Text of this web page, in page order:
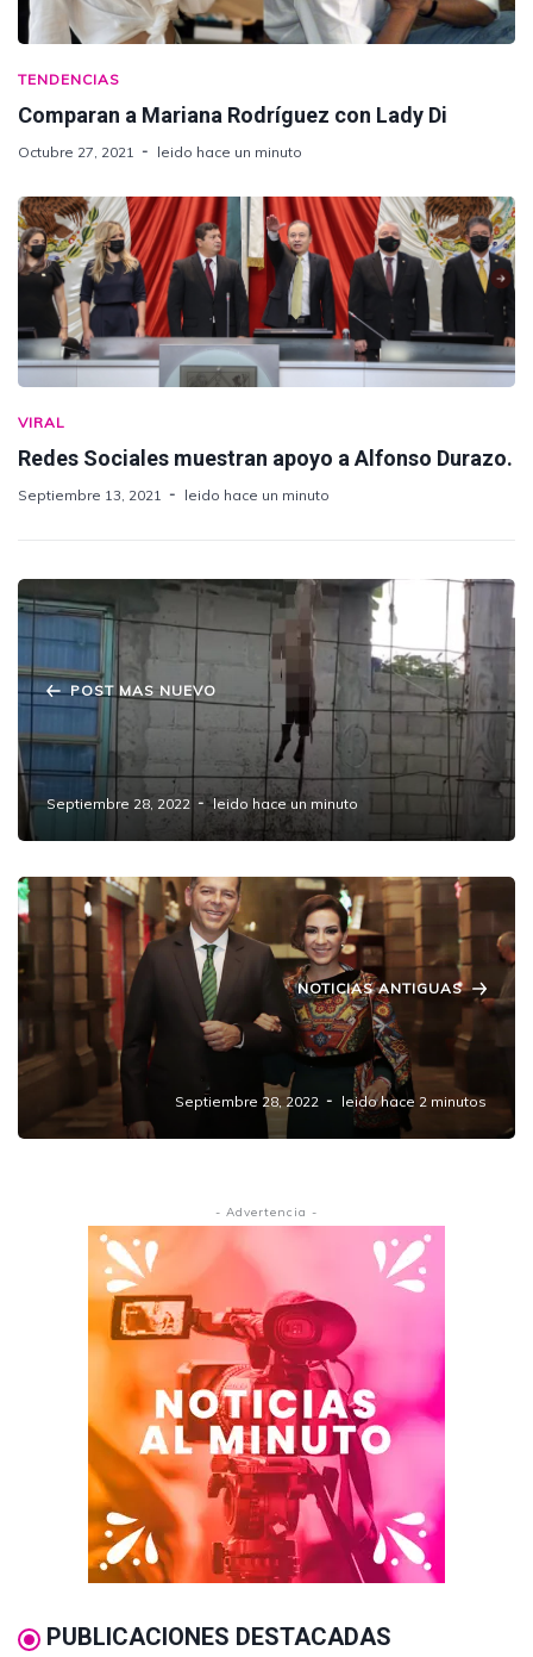
TENDENCIAS
Comparan a Mariana Rodríguez con Lady Di
Octubre 27, 2021 leido hace un minuto
VIRAL
Redes Sociales muestran apoyo a Alfonso Durazo.
Septiembre 13, 2021 leido hace un minuto
POST MAS NUEVO
Denuncian vecinos a perros devorando a
otro en Amozoc
Septiembre 28, 2022 leido hace un minuto
NOTICIAS ANTIGUAS
Los Juegos Mónica el avatar y el desvío de
recursos del TSJ
Septiembre 28, 2022 leido hace 2 minutos
- Advertencia -
PUBLICACIONES DESTACADAS